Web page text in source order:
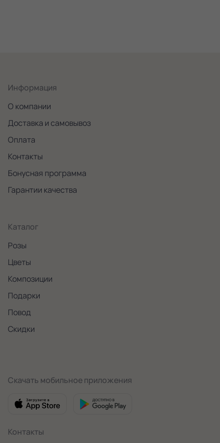
Информация
О компании
Доставка и самовывоз
Оплата
Контакты
Бонусная программа
Гарантии качества
Каталог
Розы
Цветы
Композиции
Подарки
Повод
Скидки
Скачать мобильное приложения
Контакты